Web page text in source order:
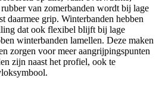
van zomerbanden wordt bij lage
daarmee grip. Winterbanden hebben
dat ook flexibel blijft bij lage
winterbanden lamellen. Deze maken
zorgen voor meer aangrijpingspunten
zijn naast het profiel, ook te